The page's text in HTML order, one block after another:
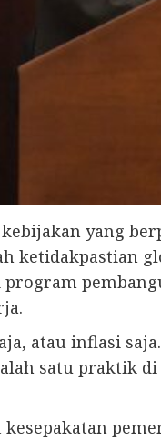
yang
ketidakpastian
atau inflasi
satu praktik